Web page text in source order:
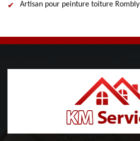
Artisan pour peinture toiture